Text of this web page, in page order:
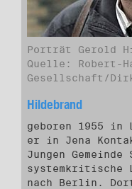
Porträt Gerold
Quelle: Robert-
Gesellschaft/
Hildebrand
geboren 1955 in
er in Jena
Jungen
systemkritische
nach Berlin.